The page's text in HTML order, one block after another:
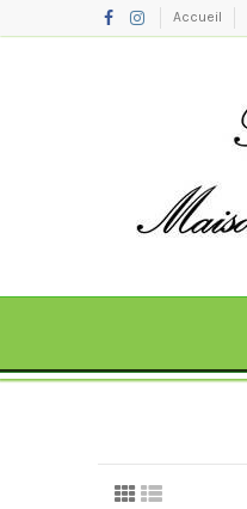
Accueil